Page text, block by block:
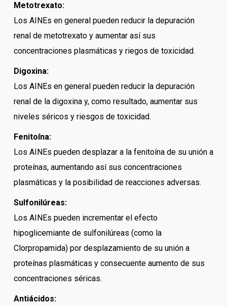
Metotrexato:
Los AINEs en general pueden reducir la depuración
renal de metotrexato y aumentar así sus
concentraciones plasmáticas y riegos de toxicidad.
Digoxina:
Los AINEs en general pueden reducir la depuración
renal de la digoxina y, como resultado, aumentar sus
niveles séricos y riesgos de toxicidad.
Fenitoína:
Los AINEs pueden desplazar a la fenitoína de su unión a
proteínas, aumentando así sus concentraciones
plasmáticas y la posibilidad de reacciones adversas.
Sulfonilúreas:
Los AINEs pueden incrementar el efecto
hipoglicemiante de sulfonilúreas (como la
Clorpropamida) por desplazamiento de su unión a
proteínas plasmáticas y consecuente aumento de sus
concentraciones séricas.
Antiácidos: